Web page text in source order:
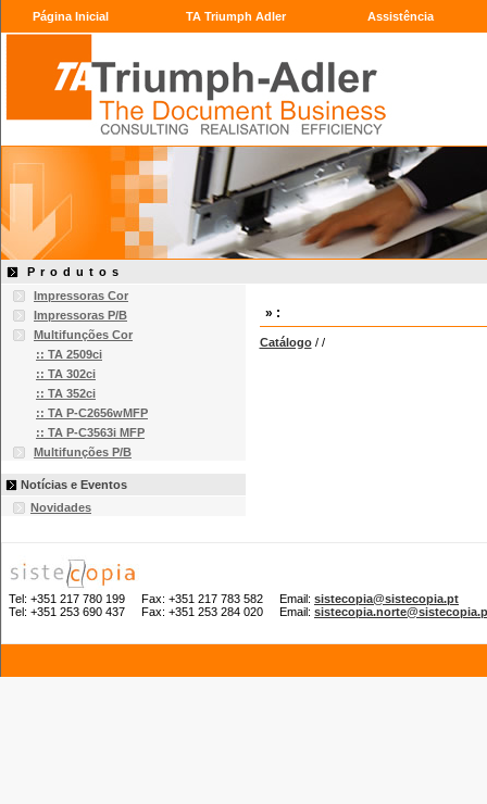
Página Inicial TA Triumph Adler Assistência
Produtos
Impressoras Cor
Impressoras P/B
Multifunções Cor
:: TA 2509ci
:: TA 302ci
:: TA 352ci
:: TA P-C2656wMFP
:: TA P-C3563i MFP
Multifunções P/B
Notícias e Eventos
Novidades
» :
Catálogo/ /
Tel: +351 217 780 199 Fax: +351 217 783 582 Email: sistecopia@sistecopia.pt
Tel: +351 253 690 437 Fax: +351 253 284 020 Email: